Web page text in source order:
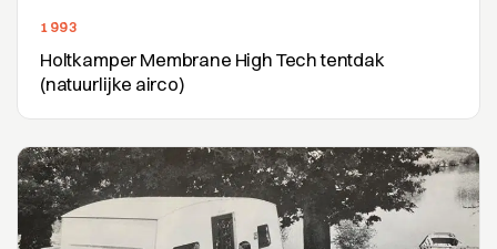
1993
Holtkamper Membrane High Tech tentdak
(natuurlijke airco)